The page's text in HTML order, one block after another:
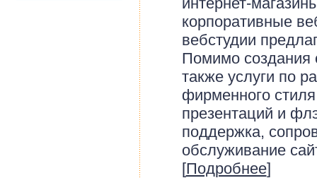
корпоративные
вебстудии
Помимо создания
также услуги по
фирменного
презентаций и
поддержка,
обслуживание
[Подробнее]